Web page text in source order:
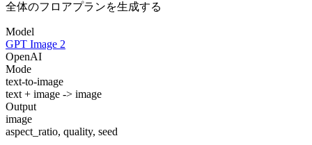
全体のフロアプランを生成する
Model
GPT Image 2
OpenAI
Mode
text-to-image
text + image -> image
Output
image
aspect_ratio, quality, seed